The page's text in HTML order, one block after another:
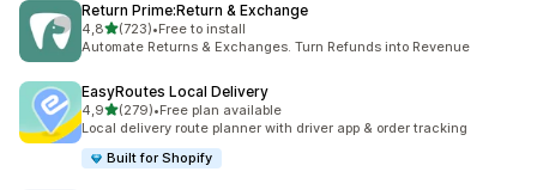
Return Prime:Return & Exchange
4,85 yıldız üzerinden
(723)
toplam 723 değerlendirme
•Free to install
Automate Returns & Exchanges. Turn Refunds into Revenue
EasyRoutes Local Delivery
4,95 yıldız üzerinden
(279)
toplam 279 değerlendirme
•Free plan available
Local delivery route planner with driver app & order tracking
Built for Shopify